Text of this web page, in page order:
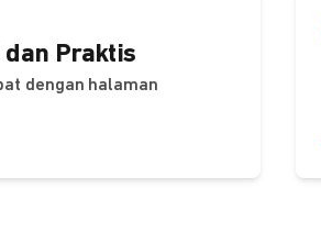
dan Praktis
dengan halaman